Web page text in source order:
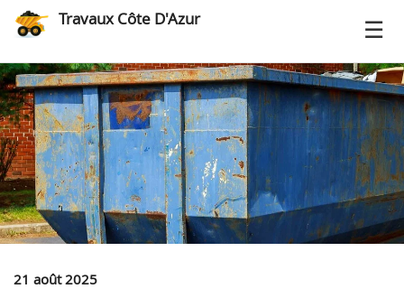
Travaux Côte D'Azur
21 août 2025